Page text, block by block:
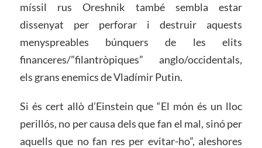
míssil rus Oreshnik també sembla estar
dissenyat per perforar i destruir aquests
menyspreables búnquers de les elits
financeres/”filantròpiques” anglo/occidentals,
els grans enemics de Vladímir Putin.
Si és cert allò d’Einstein que “El món és un lloc
perillós, no per causa dels que fan el mal, sinó per
aquells que no fan res per evitar-ho”, aleshores